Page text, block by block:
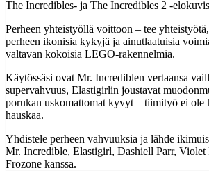
The Incredibles- ja The Incredibles 2 -
Perheen yhteistyöllä voittoon – tee
perheen ikonisia kykyjä ja ainutlaatuisia
valtavan kokoisia LEGO-rakennelmia.
Käytössäsi ovat Mr. Incrediblen vertaansa
supervahvuus, Elastigirlin joustavat
porukan uskomattomat kyvyt – tiimityö ei ole
hauskaa.
Yhdistele perheen vahvuuksia ja lähde
Mr. Incredible, Elastigirl, Dashiell Parr, Violet
Frozone kanssa.